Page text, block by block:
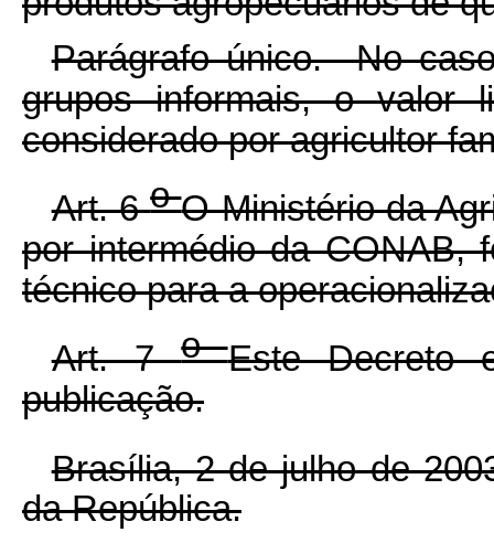
Parágrafo único. No
grupos informais, o
considerado por agricultor
Art. 6oO Ministério da
por intermédio da CONAB,
técnico para a
Art. 7oEste Decreto
publicação.
Brasília, 2 de julho de
da República.